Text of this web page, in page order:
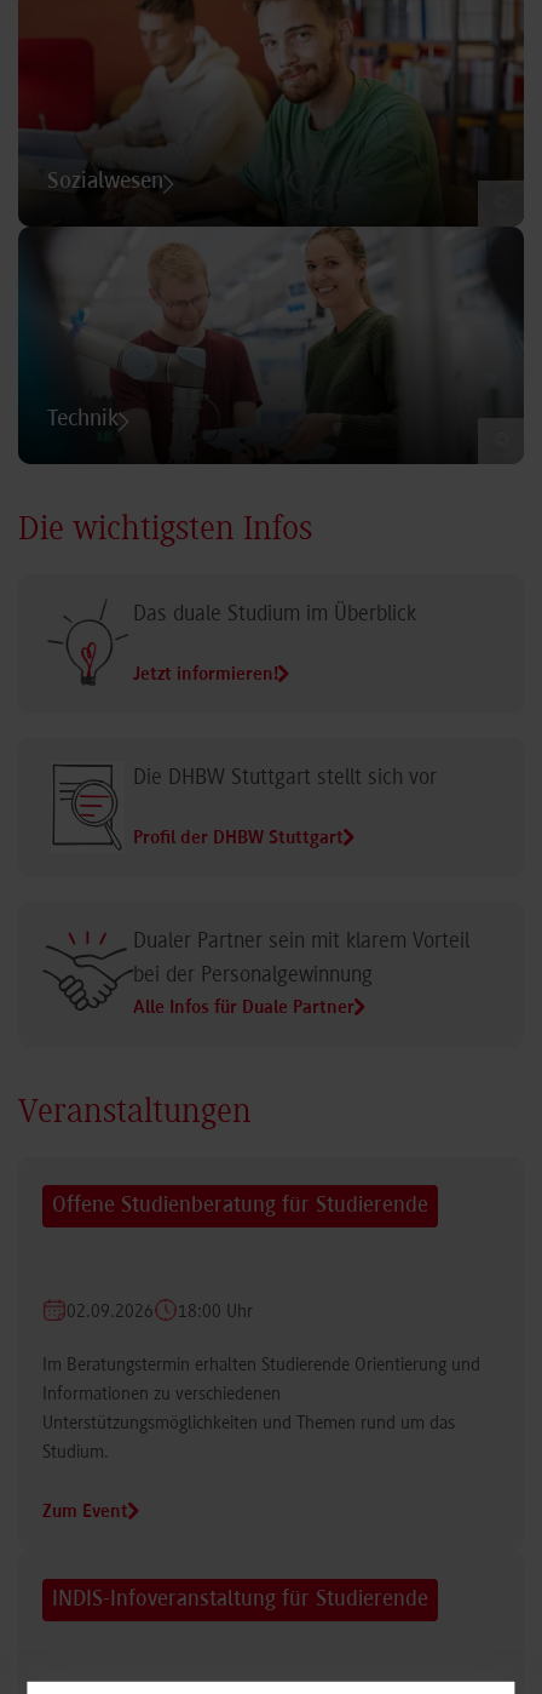
Sozialwesen
Technik
Die wichtigsten Infos
Das duale Studium im Überblick
Jetzt informieren!
Die DHBW Stuttgart stellt sich vor
Profil der DHBW Stuttgart
Dualer Partner sein mit klarem Vorteil
bei der Personalgewinnung
Alle Infos für Duale Partner
Veranstaltungen
Offene Studienberatung für Studierende
02.09.2026 18:00 Uhr
Im Beratungstermin erhalten Studierende Orientierung und
Informationen zu verschiedenen
Unterstützungsmöglichkeiten und Themen rund um das
Studium.
Zum Event
INDIS-Infoveranstaltung für Studierende